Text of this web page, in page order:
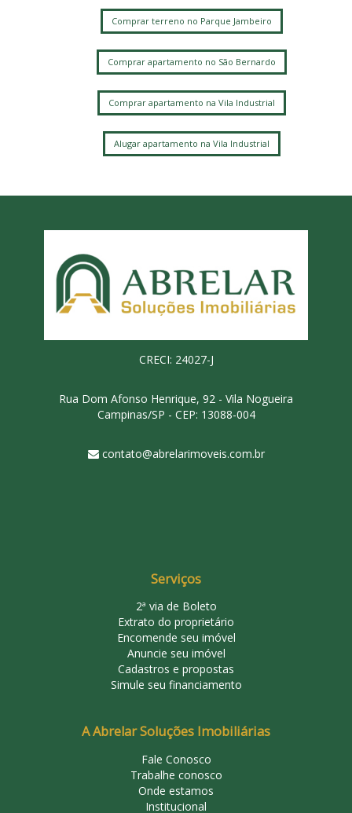
Comprar terreno no Parque Jambeiro
Comprar apartamento no São Bernardo
Comprar apartamento na Vila Industrial
Alugar apartamento na Vila Industrial
CRECI: 24027-J
Rua Dom Afonso Henrique, 92 - Vila Nogueira
Campinas/SP - CEP: 13088-004
contato@abrelarimoveis.com.br
Serviços
2ª via de Boleto
Extrato do proprietário
Encomende seu imóvel
Anuncie seu imóvel
Cadastros e propostas
Simule seu financiamento
A Abrelar Soluções Imobiliárias
Fale Conosco
Trabalhe conosco
Onde estamos
Institucional